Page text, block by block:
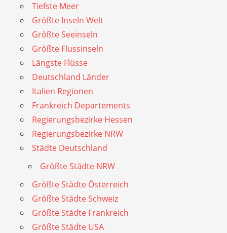
Tiefste Meer
Größte Inseln Welt
Größte Seeinseln
Größte Flussinseln
Längste Flüsse
Deutschland Länder
Italien Regionen
Frankreich Departements
Regierungsbezirke Hessen
Regierungsbezirke NRW
Städte Deutschland
Größte Städte NRW
Größte Städte Österreich
Größte Städte Schweiz
Größte Städte Frankreich
Größte Städte USA